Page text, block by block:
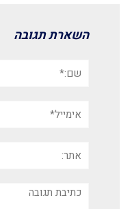
השארת תגובה
תגובה